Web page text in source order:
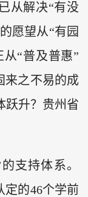
从解决“有没
愿望从“有园
从“普及普惠”
来之不易的成
跃升？贵州省
支持体系。
定的46个学前